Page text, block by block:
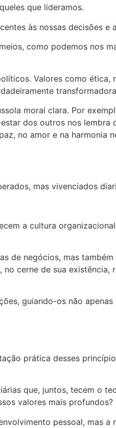
que lideramos.
às nossas decisões e
como podemos nos
Valores como ética,
moral clara. Por
dos outros nos
no amor e na harmonia
mas vivenciados
a cultura
de negócios, mas
cerne de sua existência,
guiando-os não
prática desses
que, juntos, tecem o
valores mais profundos?
pessoal, mas a